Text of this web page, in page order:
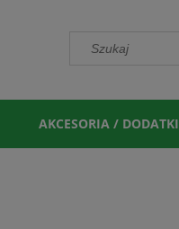
AKCESORIA / DODATKI